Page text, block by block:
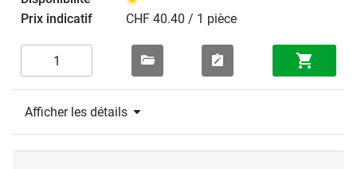
CHF 40.40 / 1 pièce
Afficher les détails